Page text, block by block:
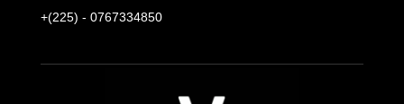
+(225) - 0767334850